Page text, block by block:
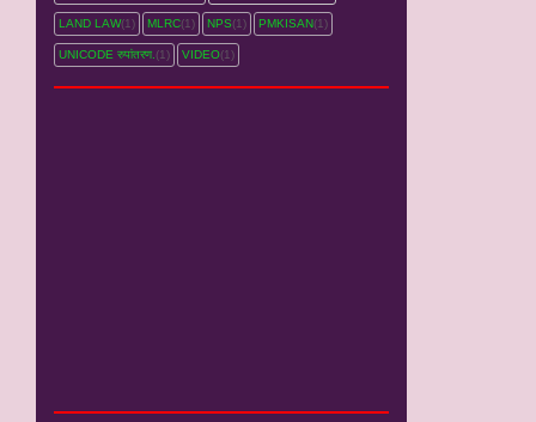
LAND LAW(1) MLRC(1) NPS(1) PMKISAN(1)
UNICODE रुपांतरण. (1) VIDEO(1)